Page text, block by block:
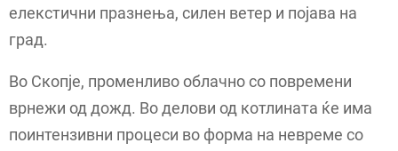
елекстични празнења, силен ветер и појава на
град.
Во Скопје, променливо облачно со повремени
врнежи од дожд. Во делови од котлината ќе има
поинтензивни процеси во форма на невреме со